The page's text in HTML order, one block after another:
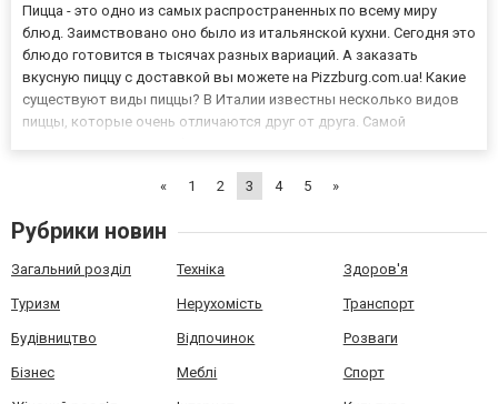
Пицца - это одно из самых распространенных по всему миру
блюд. Заимствовано оно было из итальянской кухни. Сегодня это
блюдо готовится в тысячах разных вариаций. А заказать
вкусную пиццу с доставкой вы можете на Pizzburg.com.ua! Какие
существуют виды пиццы? В Италии известны несколько видов
пиццы, которые очень отличаются друг от друга. Самой
« 1 2 3 4 5 »
Рубрики новин
Загальний розділ Техніка Здоров'я
Туризм Нерухомість Транспорт
Будівництво Відпочинок Розваги
Бізнес Меблі Спорт